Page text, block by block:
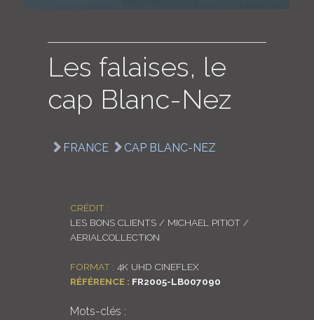
LOGIN
ENGLISH
Les falaises, le
cap Blanc-Nez
FRANCE CAP BLANC-NEZ
CRÉDIT :
LES BONS CLIENTS / MICHAEL PITIOT /
AERIALCOLLECTION
FORMAT : 4K UHD CINEFLEX
RÉFÉRENCE : FR2005-LB007090
Mots-clés :